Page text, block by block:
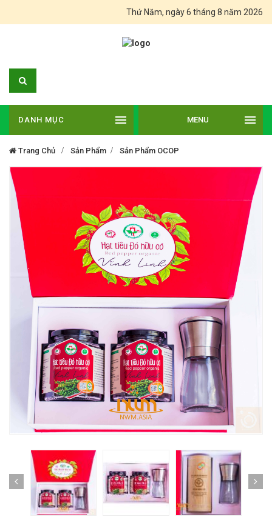
Thứ Năm, ngày 6 tháng 8 năm 2026
DANH MỤC MENU
Trang Chủ Sản Phẩm Sản Phẩm OCOP